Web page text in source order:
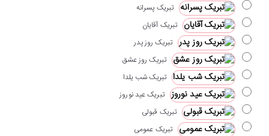
تبریک پسرانه
تبریک آقایان
تبریک روز پدر
تبریک روز عشق
تبریک شب یلدا
تبریک عید نوروز
تبریک قبولی
تبریک عمومی